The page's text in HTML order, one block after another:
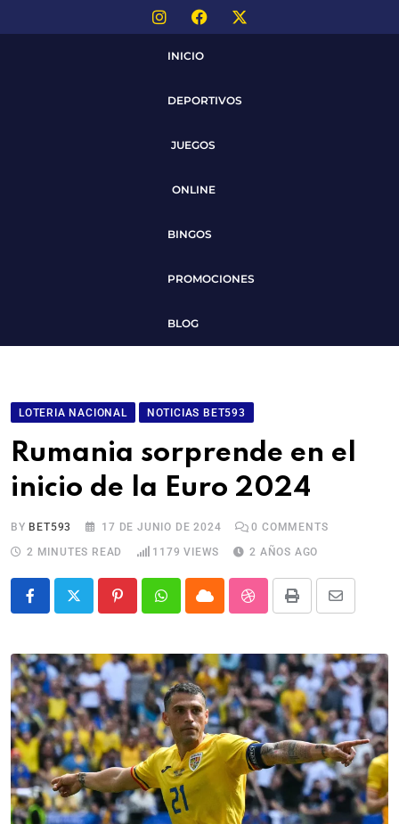
INICIO
DEPORTIVOS
JUEGOS
ONLINE
BINGOS
PROMOCIONES
BLOG
LOTERIA NACIONAL NOTICIAS BET593
Rumania sorprende en el
inicio de la Euro 2024
BY BET593 17 DE JUNIO DE 2024 0 COMMENTS
2 MINUTES READ
1179 VIEWS 2 AÑOS AGO